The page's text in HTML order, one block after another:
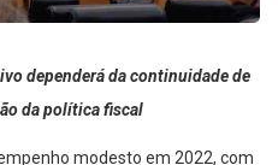
dependerá da continuidade de
da política fiscal
modesto em 2022, com